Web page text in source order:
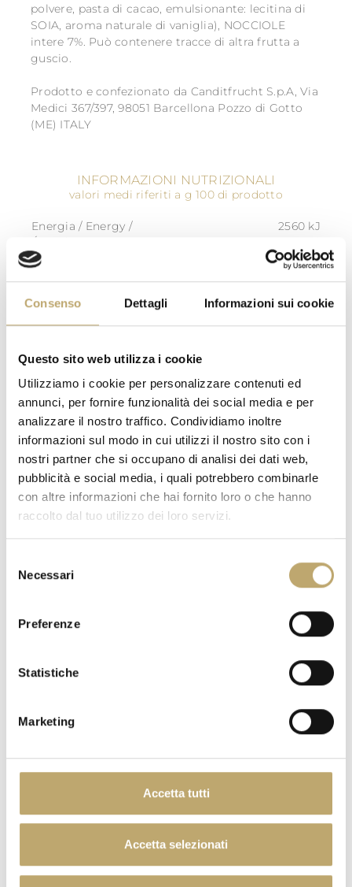
Consenso Dettagli Informazioni sui cookie
Questo sito web utilizza i cookie
Utilizziamo i cookie per personalizzare contenuti ed
annunci, per fornire funzionalità dei social media e per
analizzare il nostro traffico. Condividiamo inoltre
informazioni sul modo in cui utilizzi il nostro sito con i
nostri partner che si occupano di analisi dei dati web,
pubblicità e social media, i quali potrebbero combinarle
con altre informazioni che hai fornito loro o che hanno
raccolto dal tuo utilizzo dei loro servizi.
delNecessari
Preferenze
Statistiche
Marketing
Accetta tutti
Accetta selezionati
polvere, pasta di cacao, emulsionante: lecitina di
SOIA, aroma naturale di vaniglia), NOCCIOLE
intere 7%. Può contenere tracce di altra frutta a
guscio.
Prodotto e confezionato da Canditfrucht S.p.A, Via
Medici 367/397, 98051 Barcellona Pozzo di Gotto
(ME) ITALY
INFORMAZIONI NUTRIZIONALI
valori medi riferiti a g 100 di prodotto
Energia / Energy /
Énergie
2560 kJ
Energia / Energy /
Énergie
618 kcal
Grassi / Fat / Matières
50,0 g
of which saturated / dont
acides gras saturés
Carboidrati /
Carbohydrate / Glucides
28,4 g
di cui zuccheri / of which
sugars / dont sucres
23,4 g
Fibre / Fibre / Fibres
alimentaires
4,8 g
Proteine / Protein /
DESSERT